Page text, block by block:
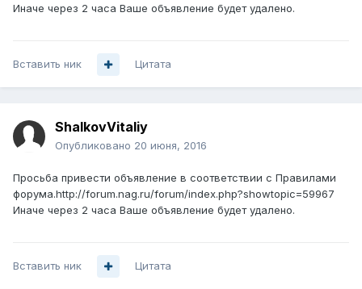
Иначе через 2 часа Ваше объявление будет удалено.
Вставить ник Цитата
ShalkovVitaliy
Опубликовано 20 июня, 2016
Просьба привести объявление в соответствии с Правилами
форума.http://forum.nag.ru/forum/index.php?showtopic=59967
Иначе через 2 часа Ваше объявление будет удалено.
Вставить ник Цитата